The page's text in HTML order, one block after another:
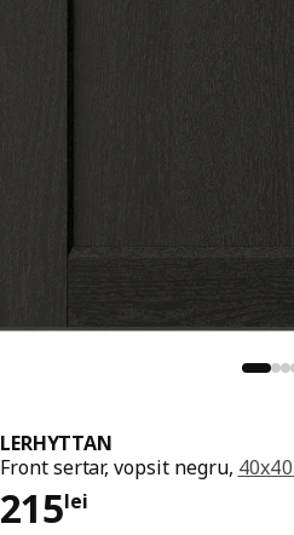
LERHYTTAN
Front sertar, vopsit negru,
215lei
Preț 215lei